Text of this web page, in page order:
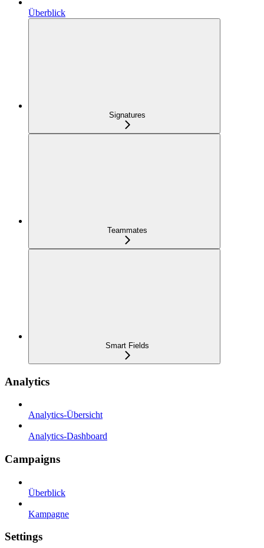
Überblick
Signatures
Teammates
Smart Fields
Analytics
Analytics-Übersicht
Analytics-Dashboard
Campaigns
Überblick
Kampagne
Settings